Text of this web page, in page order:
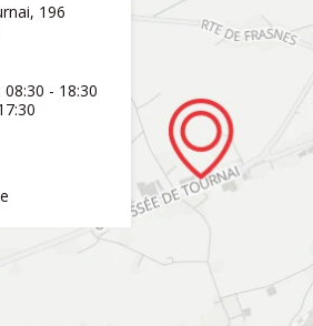
196
08:30 - 18:30